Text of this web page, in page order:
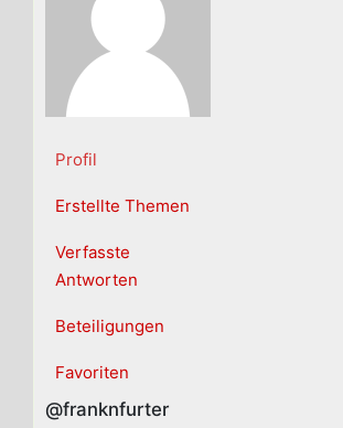
Profil
Erstellte Themen
Verfasste
Antworten
Beteiligungen
Favoriten
@franknfurter